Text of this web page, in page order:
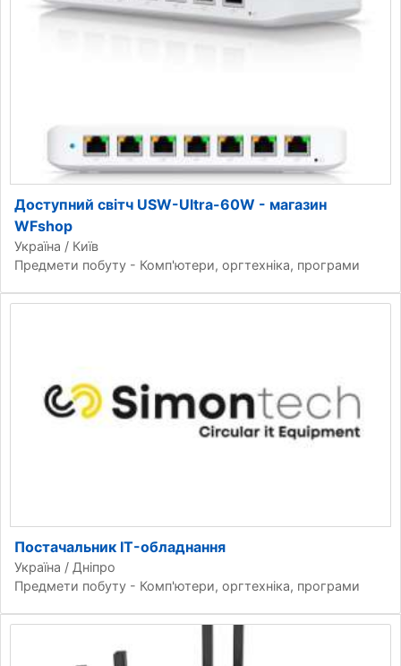
Доступний світч USW-Ultra-60W - магазин
WFshop
Україна / Київ
Предмети побуту - Комп'ютери, оргтехніка, програми
Постачальник IT-обладнання
Україна / Дніпро
Предмети побуту - Комп'ютери, оргтехніка, програми